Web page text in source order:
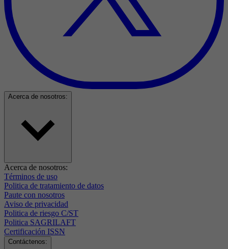
Acerca de nosotros:
Acerca de nosotros:
Términos de uso
Politica de tratamiento de datos
Paute con nosotros
Aviso de privacidad
Politica de riesgo C/ST
Politica SAGRILAFT
Certificación ISSN
Contáctenos: